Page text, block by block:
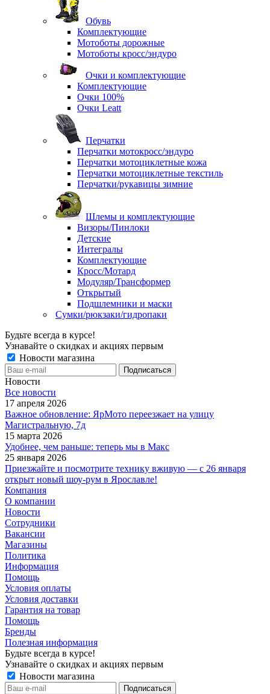
Обувь
Комплектующие
Мотоботы дорожные
Мотоботы кросс/эндуро
Очки и комплектующие
Комплектующие
Очки 100%
Очки Leatt
Перчатки
Перчатки мотокросс/эндуро
Перчатки мотоциклетные кожа
Перчатки мотоциклетные текстиль
Перчатки/рукавицы зимние
Шлемы и комплектующие
Визоры/Пинлоки
Детские
Интегралы
Комплектующие
Кросс/Мотард
Модуляр/Трансформер
Открытый
Подшлемники и маски
Сумки/рюкзаки/гидропаки
Будьте всегда в курсе!
Узнавайте о скидках и акциях первым
Новости магазина
Новости
Все новости
17 апреля 2026
Важное обновление: ЯрМото переезжает на улицу
Магистральную, 7д
15 марта 2026
Удобнее, чем раньше: теперь мы в Макс
25 января 2026
Приезжайте и посмотрите технику вживую — с 26 января
открыт новый шоу-рум в Ярославле!
Компания
О компании
Новости
Сотрудники
Вакансии
Магазины
Политика
Информация
Помощь
Условия оплаты
Условия доставки
Гарантия на товар
Помощь
Бренды
Полезная информация
Будьте всегда в курсе!
Узнавайте о скидках и акциях первым
Новости магазина